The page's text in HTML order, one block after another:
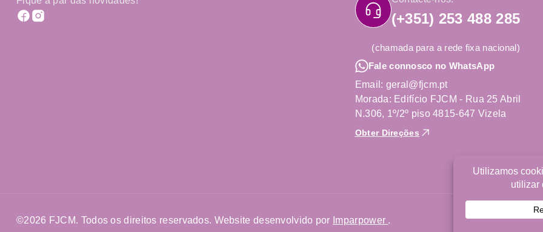
(+351) 253 488 285
(chamada para a rede fixa nacional)
Fale connosco no WhatsApp
Email: geral@fjcm.pt
Morada: Edifício FJCM - Rua 25 Abril
N.306, 1º/2º piso 4815-647 Vizela
Obter Direções
©2026 FJCM. Todos os direitos reservados. Website desenvolvido por Imparpower .